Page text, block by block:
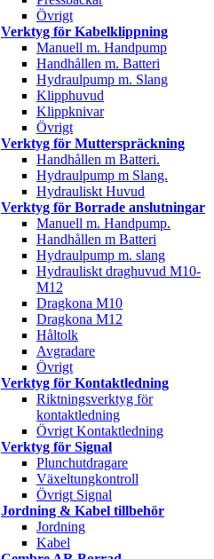
Övrigt
Verktyg för Kabelklippning
Manuell m. Handpump
Handhållen m. Batteri
Hydraulpump m. Slang
Klipphuvud
Klippknivar
Övrigt
Verktyg för Mutterspräckning
Handhållen m Batteri.
Hydraulpump m Slang.
Hydrauliskt Huvud
Verktyg för Borrade anslutningar
Manuell m. Handpump.
Handhållen m Batteri
Hydraulpump m. slang
Hydrauliskt draghuvud M10-
M12
Dragkona M10
Dragkona M12
Håltolk
Avgradare
Övrigt
Verktyg för Kontaktledning
Riktningsverktyg för
kontaktledning
Övrigt Kontaktledning
Verktyg för Signal
Plunchutdragare
Växeltungkontroll
Övrigt Signal
Jordning & Kabel tillbehör
Jordning
Kabel